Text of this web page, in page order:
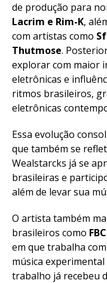
de produção para
Lacrim e Rim-K,
com artistas como
Thutmose.
explorar com maior
eletrônicas e
ritmos brasileiros,
eletrônicas
Essa evolução
que também se
Wealstarcks já se
brasileiras e
além de levar sua
O artista também
brasileiros como FBC
em que trabalha
música
trabalho já recebeu